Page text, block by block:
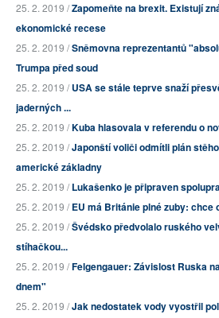
25. 2. 2019 /Zapomeňte na brexit. Existují
ekonomické recese
25. 2. 2019 /Sněmovna reprezentantů
Trumpa před soud
25. 2. 2019 /USA se stále teprve snaží
jaderných ...
25. 2. 2019 /Kuba hlasovala v referendu o
25. 2. 2019 /Japonští voliči odmítli plán
americké základny
25. 2. 2019 /Lukašenko je připraven
25. 2. 2019 /EU má Británie plné zuby: chce
25. 2. 2019 /Švédsko předvolalo ruského
stíhačkou...
25. 2. 2019 /Felgengauer: Závislost Ruska
dnem"
25. 2. 2019 /Jak nedostatek vody vyostřil